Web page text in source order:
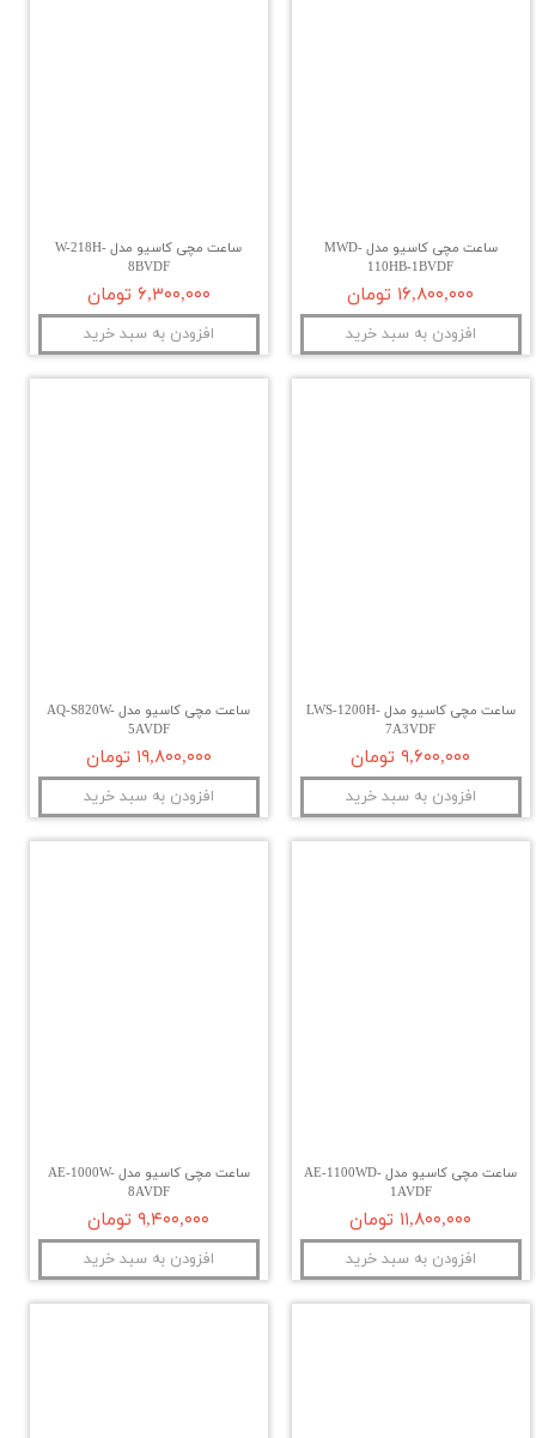
ساعت مچی کاسیو مدل MWD-
110HB-1BVDF
۱۶,۸۰۰,۰۰۰ تومان
افزودن به سبد خرید
ساعت مچی کاسیو مدل W-218H-
8BVDF
۶,۳۰۰,۰۰۰ تومان
افزودن به سبد خرید
ساعت مچی کاسیو مدل LWS-1200H-
7A3VDF
۹,۶۰۰,۰۰۰ تومان
افزودن به سبد خرید
ساعت مچی کاسیو مدل AQ-S820W-
5AVDF
۱۹,۸۰۰,۰۰۰ تومان
افزودن به سبد خرید
ساعت مچی کاسیو مدل AE-1100WD-
1AVDF
۱۱,۸۰۰,۰۰۰ تومان
افزودن به سبد خرید
ساعت مچی کاسیو مدل AE-1000W-
8AVDF
۹,۴۰۰,۰۰۰ تومان
افزودن به سبد خرید